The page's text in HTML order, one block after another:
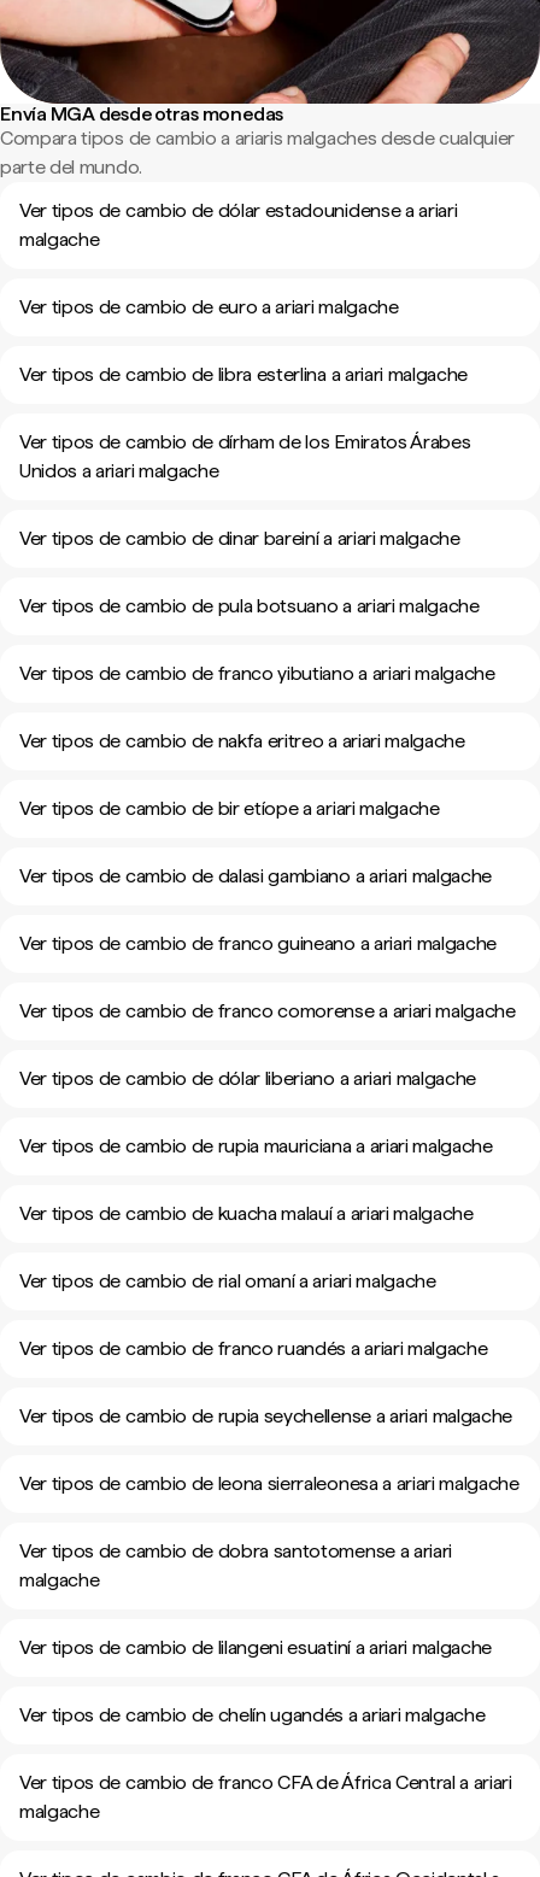
Envía MGA desde otras monedas
Compara tipos de cambio a ariaris malgaches desde cualquier
parte del mundo.
Ver tipos de cambio de dólar estadounidense a ariari
malgache
Ver tipos de cambio de euro a ariari malgache
Ver tipos de cambio de libra esterlina a ariari malgache
Ver tipos de cambio de dírham de los Emiratos Árabes
Unidos a ariari malgache
Ver tipos de cambio de dinar bareiní a ariari malgache
Ver tipos de cambio de pula botsuano a ariari malgache
Ver tipos de cambio de franco yibutiano a ariari malgache
Ver tipos de cambio de nakfa eritreo a ariari malgache
Ver tipos de cambio de bir etíope a ariari malgache
Ver tipos de cambio de dalasi gambiano a ariari malgache
Ver tipos de cambio de franco guineano a ariari malgache
Ver tipos de cambio de franco comorense a ariari malgache
Ver tipos de cambio de dólar liberiano a ariari malgache
Ver tipos de cambio de rupia mauriciana a ariari malgache
Ver tipos de cambio de kuacha malauí a ariari malgache
Ver tipos de cambio de rial omaní a ariari malgache
Ver tipos de cambio de franco ruandés a ariari malgache
Ver tipos de cambio de rupia seychellense a ariari malgache
Ver tipos de cambio de leona sierraleonesa a ariari malgache
Ver tipos de cambio de dobra santotomense a ariari
malgache
Ver tipos de cambio de lilangeni esuatiní a ariari malgache
Ver tipos de cambio de chelín ugandés a ariari malgache
Ver tipos de cambio de franco CFA de África Central a ariari
malgache